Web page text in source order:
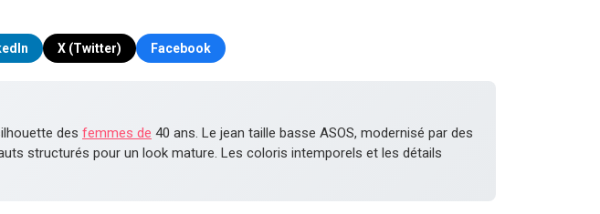
X (Twitter) Facebook
des femmes de 40 ans. Le jean taille basse ASOS, modernisé par des
structurés pour un look mature. Les coloris intemporels et les détails